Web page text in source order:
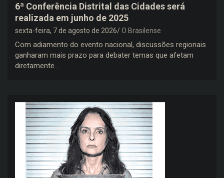
6ª Conferência Distrital das Cidades será
realizada em junho de 2025
sexta-feira, 7 de agosto de 2026 O Brasilense
Com adiamento do evento nacional, discussões regionais
ganharam mais prazo para debater temas que afetam
diretamente…